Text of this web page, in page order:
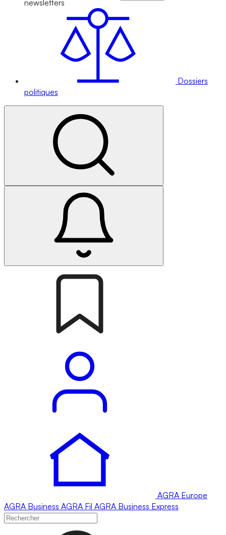
newsletters
Dossiers
politiques
AGRA Europe
AGRA Business AGRA Fil AGRA Business Express